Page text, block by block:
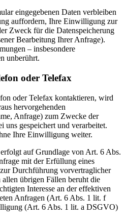
eingegebenen Daten verbleiben
auffordern, Ihre Einwilligung zur
Zweck für die Datenspeicherung
Bearbeitung Ihrer Anfrage).
– insbesondere
unberührt.
oder Telefax
oder Telefax kontaktieren, wird
hervorgehenden
Anfrage) zum Zwecke der
uns gespeichert und verarbeitet.
Ihre Einwilligung weiter.
auf Grundlage von Art. 6 Abs.
mit der Erfüllung eines
Durchführung vorvertraglicher
übrigen Fällen beruht die
Interesse an der effektiven
Anfragen (Art. 6 Abs. 1 lit. f
(Art. 6 Abs. 1 lit. a DSGVO)